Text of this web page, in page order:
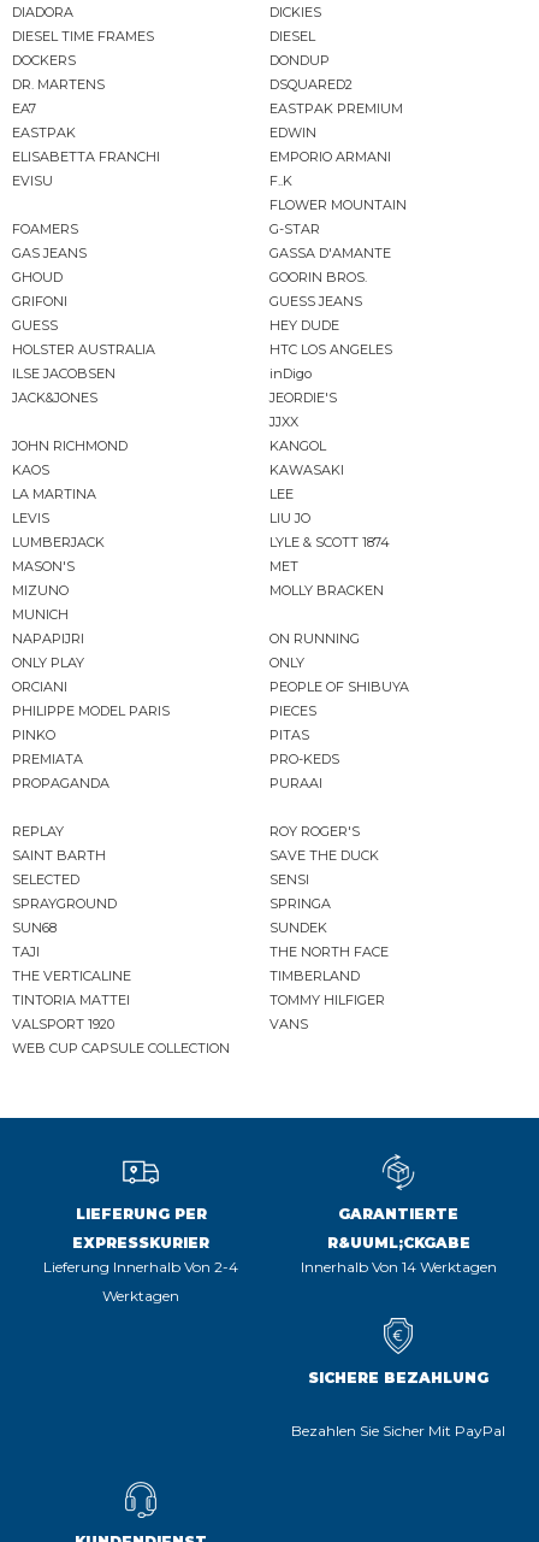
DIADORA
DICKIES
DIESEL TIME FRAMES
DIESEL
DOCKERS
DONDUP
DR. MARTENS
DSQUARED2
EA7
EASTPAK PREMIUM
EASTPAK
EDWIN
ELISABETTA FRANCHI
EMPORIO ARMANI
EVISU
F..K
FLOWER MOUNTAIN
FOAMERS
G-STAR
GAS JEANS
GASSA D'AMANTE
GHOUD
GOORIN BROS.
GRIFONI
GUESS JEANS
GUESS
HEY DUDE
HOLSTER AUSTRALIA
HTC LOS ANGELES
ILSE JACOBSEN
inDigo
JACK&JONES
JEORDIE'S
JJXX
JOHN RICHMOND
KANGOL
KAOS
KAWASAKI
LA MARTINA
LEE
LEVIS
LIU JO
LUMBERJACK
LYLE & SCOTT 1874
MASON'S
MET
MIZUNO
MOLLY BRACKEN
MUNICH
NAPAPIJRI
ON RUNNING
ONLY PLAY
ONLY
ORCIANI
PEOPLE OF SHIBUYA
PHILIPPE MODEL PARIS
PIECES
PINKO
PITAS
PREMIATA
PRO-KEDS
PROPAGANDA
PURAAI
REPLAY
ROY ROGER'S
SAINT BARTH
SAVE THE DUCK
SELECTED
SENSI
SPRAYGROUND
SPRINGA
SUN68
SUNDEK
TAJI
THE NORTH FACE
THE VERTICALINE
TIMBERLAND
TINTORIA MATTEI
TOMMY HILFIGER
VALSPORT 1920
VANS
WEB CUP CAPSULE COLLECTION
LIEFERUNG PER
EXPRESSKURIER
Lieferung Innerhalb Von 2-4
Werktagen
GARANTIERTE
R&UUML;CKGABE
Innerhalb Von 14 Werktagen
SICHERE BEZAHLUNG
Bezahlen Sie Sicher Mit PayPal